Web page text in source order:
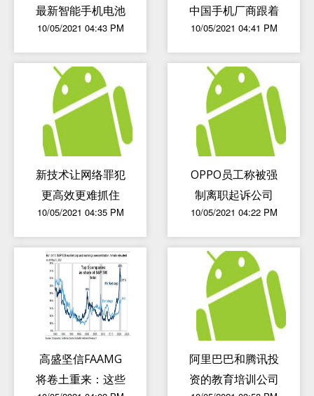
最新智能手机电池
体验质量评分
10/05/2021 04:43 PM
中国手机厂商跟着
遭殃：出货量大砍
20 percent
10/05/2021 04:41 PM
新技术让网络罪犯
更高效更难抓住
10/05/2021 04:35 PM
OPPO员工称被强
制离职起诉公司
当事人败诉
10/05/2021 04:22 PM
高盛坚信FAAMG
将卷土重来：这些
阿里巴巴和腾讯投
资的教育培训公司